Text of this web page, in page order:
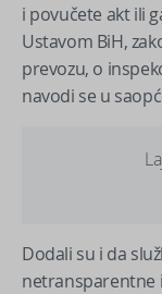
i povučete akt ili
Ustavom BiH,
prevozu, o
navodi se u
Dodali su i da
netransparentne